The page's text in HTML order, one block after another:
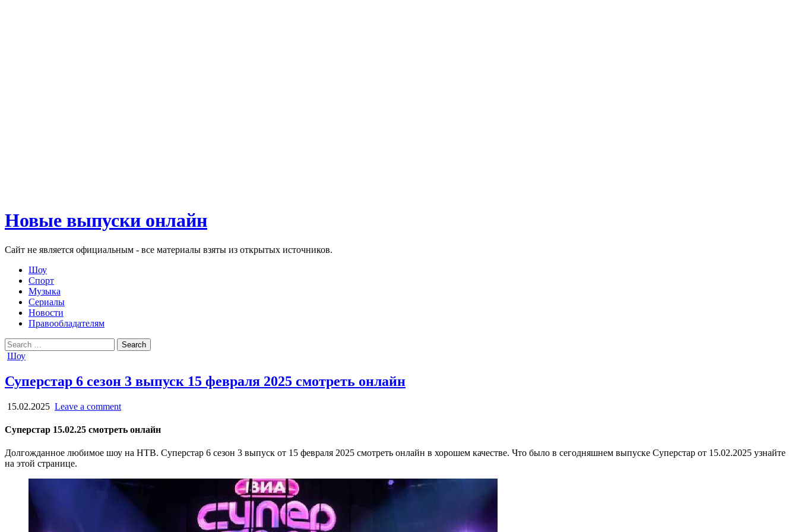
Новые выпуски онлайн
Сайт не является официальным - все материалы взяты из открытых источников.
Шоу
Спорт
Музыка
Сериалы
Новости
Правообладателям
Search
for:
Posted
Шоу
Суперстар 6 сезон 3 выпуск 15 февраля 2025 смотреть онлайн
15.02.2025 Leave a comment
Суперстар 15.02.25 смотреть онлайн
Долгожданное любимое шоу на НТВ. Суперстар 6 сезон 3 выпуск от 15 февраля 2025 смотреть онлайн в хорошем качестве. Что было в сегодняшнем выпуске Суперстар от 15.02.2025 узнайте
на этой странице.